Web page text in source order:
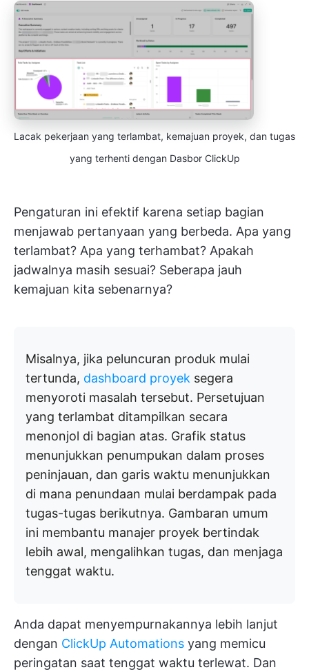
Lacak pekerjaan yang terlambat, kemajuan proyek, dan tugas
yang terhenti dengan Dasbor ClickUp
Pengaturan ini efektif karena setiap bagian
menjawab pertanyaan yang berbeda. Apa yang
terlambat? Apa yang terhambat? Apakah
jadwalnya masih sesuai? Seberapa jauh
kemajuan kita sebenarnya?
Misalnya, jika peluncuran produk mulai
tertunda, dashboard proyek segera
menyoroti masalah tersebut. Persetujuan
yang terlambat ditampilkan secara
menonjol di bagian atas. Grafik status
menunjukkan penumpukan dalam proses
peninjauan, dan garis waktu menunjukkan
di mana penundaan mulai berdampak pada
tugas-tugas berikutnya. Gambaran umum
ini membantu manajer proyek bertindak
lebih awal, mengalihkan tugas, dan menjaga
tenggat waktu.
Anda dapat menyempurnakannya lebih lanjut
dengan ClickUp Automations yang memicu
peringatan saat tenggat waktu terlewat. Dan